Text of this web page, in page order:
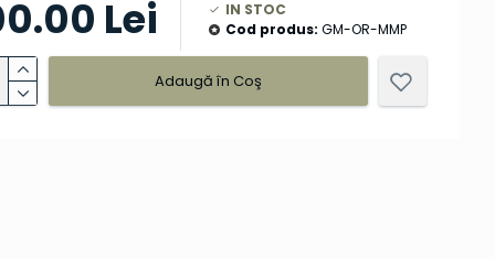
Lei
IN STOC
Cod produs: GM-OR-MMP
Adaugă în Coş